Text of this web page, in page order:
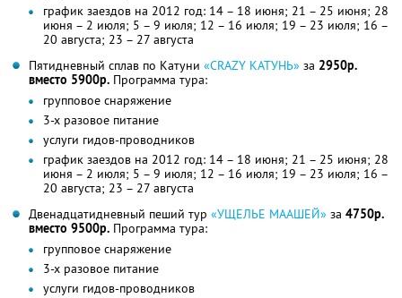
график заездов на 2012 год: 14 – 18 июня; 21 – 25 июня; 28
июня – 2 июля; 5 – 9 июля; 12 – 16 июля; 19 – 23 июля; 16 –
20 августа; 23 – 27 августа
Пятидневный сплав по Катуни «CRAZY КАТУНЬ» за 2950р.
вместо 5900р. Программа тура:
групповое снаряжение
3-х разовое питание
услуги гидов-проводников
график заездов на 2012 год: 14 – 18 июня; 21 – 25 июня; 28
июня – 2 июля; 5 – 9 июля; 12 – 16 июля; 19 – 23 июля; 16 –
20 августа; 23 – 27 августа
Двенадцатидневный пеший тур «УЩЕЛЬЕ МААШЕЙ» за 4750р.
вместо 9500р. Программа тура:
групповое снаряжение
3-х разовое питание
услуги гидов-проводников